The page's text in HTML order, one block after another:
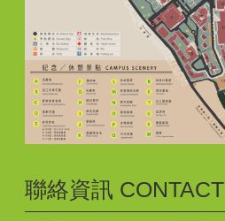
聯絡資訊 CONTACT